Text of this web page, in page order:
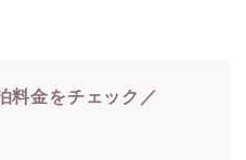
料金をチェック／